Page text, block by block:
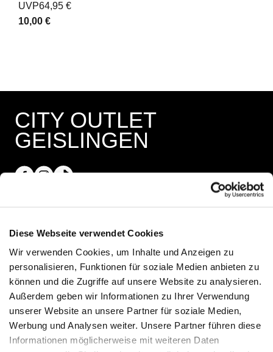
Diese Webseite verwendet Cookies
Wir verwenden Cookies, um Inhalte und Anzeigen zu
personalisieren, Funktionen für soziale Medien anbieten zu
können und die Zugriffe auf unsere Website zu analysieren.
Außerdem geben wir Informationen zu Ihrer Verwendung
unserer Website an unsere Partner für soziale Medien,
Werbung und Analysen weiter. Unsere Partner führen diese
Informationen möglicherweise mit weiteren Daten
UVP64,95 €
10,00 €
CITY OUTLET
GEISLINGEN
Öffnungszeiten
Shops
Montag - Samstag 09:30 - 18:30
25.10.2026 Crazy Weekend
13:00 - 18:00